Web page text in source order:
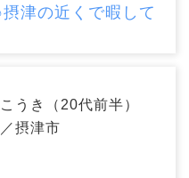
津の近くで暇して
こうき（20代前半）
摂津市